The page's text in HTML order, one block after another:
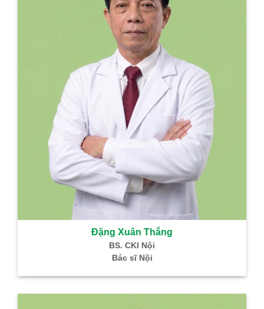
Đặng Xuân Thắng
BS. CKI Nội
Bác sĩ Nội